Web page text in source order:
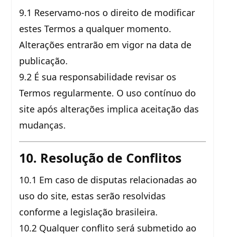
9.1 Reservamo-nos o direito de modificar
estes Termos a qualquer momento.
Alterações entrarão em vigor na data de
publicação.
9.2 É sua responsabilidade revisar os
Termos regularmente. O uso contínuo do
site após alterações implica aceitação das
mudanças.
10. Resolução de Conflitos
10.1 Em caso de disputas relacionadas ao
uso do site, estas serão resolvidas
conforme a legislação brasileira.
10.2 Qualquer conflito será submetido ao